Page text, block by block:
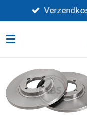
direct
naar